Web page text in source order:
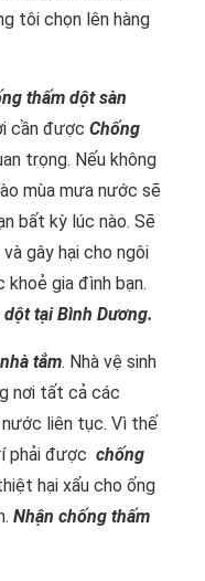
tôi chọn lên hàng
thấm dột sàn
cần được Chống
trọng. Nếu không
mùa mưa nước sẽ
bất kỳ lúc nào. Sẽ
gây hại cho ngôi
khoẻ gia đình bạn.
tại Bình Dương.
tắm. Nhà vệ sinh
nơi tất cả các
liên tục. Vì thế
phải được chống
hại xấu cho ống
Nhận chống thấm